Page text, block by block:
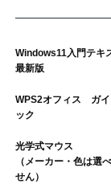
Windows11入門テキ
最新版
WPS2オフィス ガイ
ック
光学式マウス
（メーカー・色は選
せん）